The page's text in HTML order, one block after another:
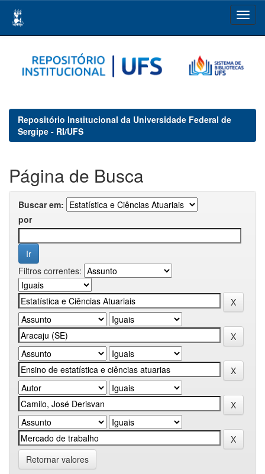
navigation
Repositório Institucional da Universidade Federal de
Sergipe - RI/UFS
Página de Busca
Buscar em:
por
Filtros correntes:
Retornar valores